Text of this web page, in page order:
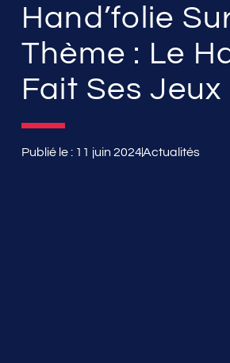
Hand’folie
Thème : Le
Fait Ses Jeux
Publié le : 11 juin 2024Actualités